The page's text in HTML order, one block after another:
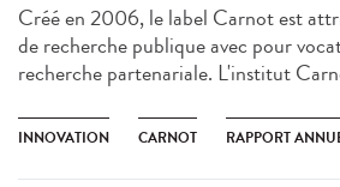
Créé en 2006, le label Carnot est
de recherche publique avec pour
recherche partenariale. L'institut
INNOVATION CARNOT RAPPORT